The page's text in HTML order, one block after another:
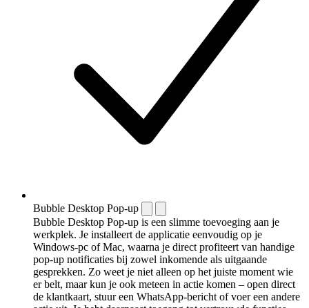
Bubble Desktop Pop-up
Bubble Desktop Pop-up is een slimme toevoeging aan je
werkplek. Je installeert de applicatie eenvoudig op je
Windows-pc of Mac, waarna je direct profiteert van handige
pop-up notificaties bij zowel inkomende als uitgaande
gesprekken. Zo weet je niet alleen op het juiste moment wie
er belt, maar kun je ook meteen in actie komen – open direct
de klantkaart, stuur een WhatsApp-bericht of voer een andere